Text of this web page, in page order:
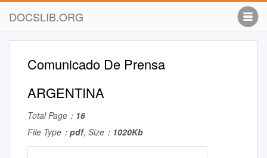
DOCSLIB.ORG
Comunicado De Prensa
ARGENTINA
Total Page： 16
File Type： pdf, Size： 1020Kb